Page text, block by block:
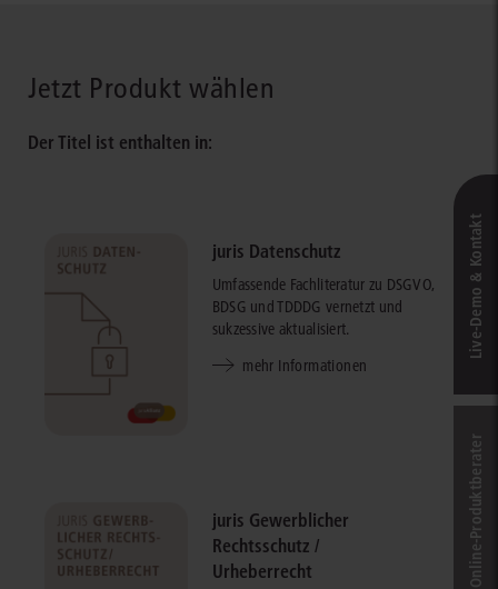
Jetzt Produkt wählen
Der Titel ist enthalten in:
juris Datenschutz
Umfassende Fachliteratur zu DSGVO,
BDSG und TDDDG vernetzt und
sukzessive aktualisiert.
mehr Informationen
juris Gewerblicher
Rechtsschutz /
Urheberrecht
Live‑Demo & Kontakt
Online-Produkt­berater